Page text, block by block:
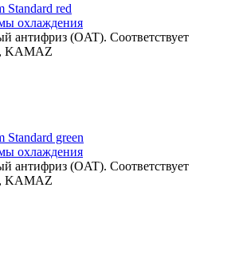
Standard red
охлаждения
антифриз (OAT). Соответствует
KAMAZ
Standard green
охлаждения
антифриз (OAT). Соответствует
KAMAZ